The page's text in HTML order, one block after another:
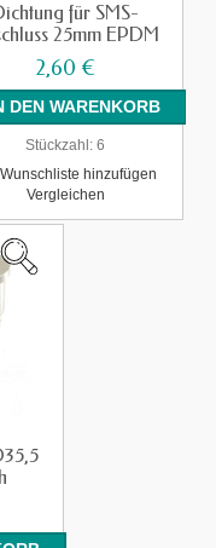
für SMS-
25mm EPDM
2,60 €
Stückzahl: 6
hinzufügen
Vergleichen